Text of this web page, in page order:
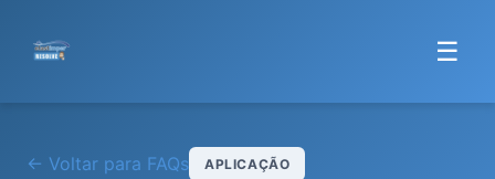
☰
← Voltar para FAQs APLICAÇÃO